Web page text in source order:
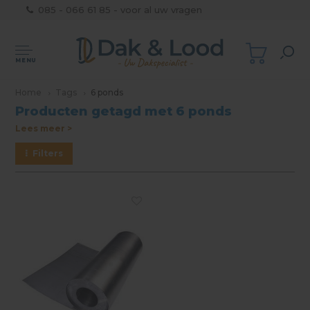
MENU
6 ponds
Producten getagd met 6 ponds
Lees meer >
Filters